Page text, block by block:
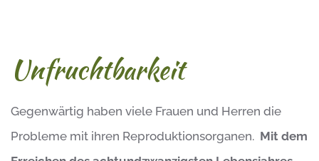
Unfruchtbarkeit
Gegenwärtig haben viele Frauen und Herren die
Probleme mit ihren Reproduktionsorganen. Mit dem